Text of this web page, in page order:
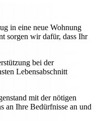
in eine neue Wohnung
sorgen wir dafür, dass Ihr
bei der
Lebensabschnitt
mit der nötigen
an Ihre Bedürfnisse an und